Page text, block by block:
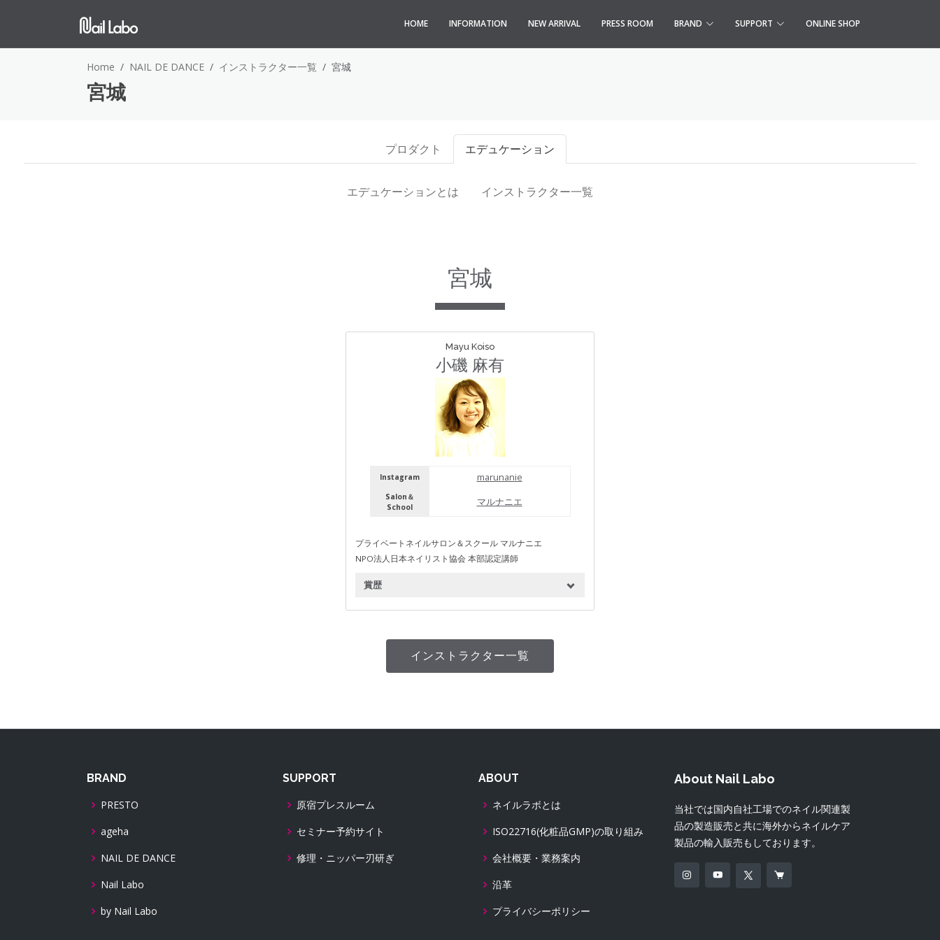
HOME INFORMATION NEW ARRIVAL PRESS ROOM BRAND SUPPORT ONLINE SHOP
Home NAIL DE DANCE インストラクター一覧 宮城
宮城
プロダクト エデュケーション
エデュケーションとは インストラクター一覧
宮城
Mayu Koiso
小磯 麻有
Instagram marunanie
Salon＆
School
マルナニエ
プライベートネイルサロン＆スクール マルナニエ
NPO法人日本ネイリスト協会 本部認定講師
賞歴
インストラクター一覧
BRAND
PRESTO
ageha
NAIL DE DANCE
Nail Labo
by Nail Labo
SUPPORT
原宿プレスルーム
セミナー予約サイト
修理・ニッパー刃研ぎ
ABOUT
ネイルラボとは
ISO22716(化粧品GMP)の取り組み
会社概要・業務案内
沿革
プライバシーポリシー
About Nail Labo
当社では国内自社工場でのネイル関連製
品の製造販売と共に海外からネイルケア
製品の輸入販売もしております。